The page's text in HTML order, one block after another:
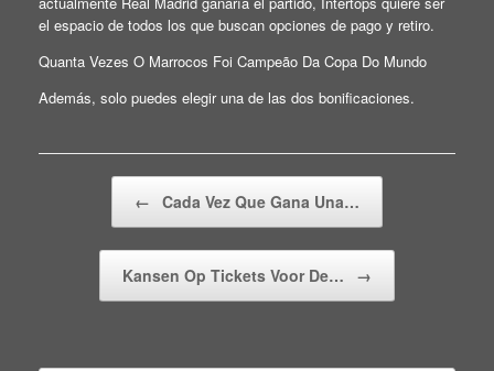
el espacio de todos los que buscan opciones de pago y retiro.
Quanta Vezes O Marrocos Foi Campeão Da Copa Do Mundo
Además, solo puedes elegir una de las dos bonificaciones.
← Cada Vez Que Gana Una…
Kansen Op Tickets Voor De… →